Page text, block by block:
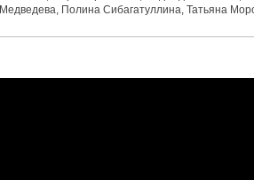
Медведева, Полина Сибагатуллина, Татьяна